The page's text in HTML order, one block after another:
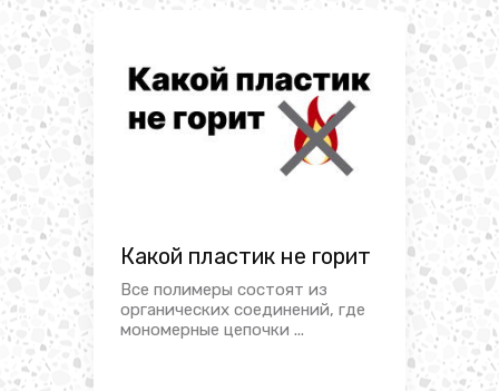
Какой пластик не горит
Все полимеры состоят из
органических соединений, где
мономерные цепочки ...